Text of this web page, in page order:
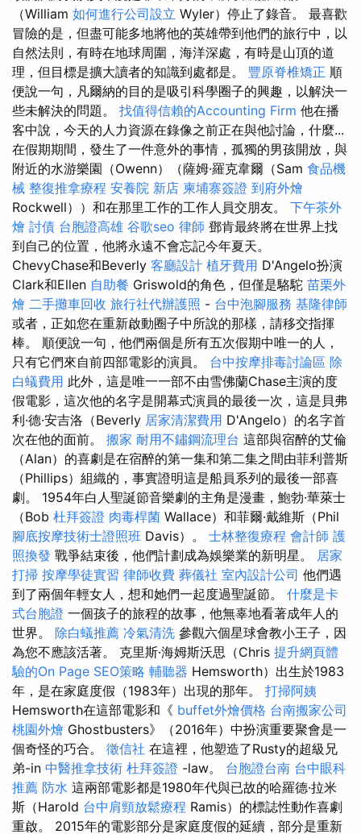
（William 如何進行公司設立 Wyler）停止了錄音。 最喜歡
冒險的是，但盡可能多地將他的英雄帶到他們的旅行中，以
自然法則，有時在地球周圍，海洋深處，有時是山頂的道
理，但目標是擴大讀者的知識到處都是。 豐原脊椎矯正 順
便說一句，凡爾納的目的是吸引科學圈子的興趣，以解決一
些未解決的問題。 找值得信賴的Accounting Firm 他在播
客中說，今天的人力資源在錄像之前正在與他討論，什麼...
在假期期間，發生了一件意外的事情，孤獨的男孩開放，與
附近的水游樂園（Owenn）（薩姆·羅克韋爾（Sam 食品機
械 整復推拿療程 安養院 新店 柬埔寨簽證 到府外燴
Rockwell））和在那里工作的工作人員交朋友。 下午茶外
燴 討債 台胞證高雄 谷歌seo 律師 鄧肯最終將在世界上找
到自己的位置，他將永遠不會忘記今年夏天。
ChevyChase和Beverly 客廳設計 植牙費用 D'Angelo扮演
Clark和Ellen 自助餐 Griswold的角色，但僅是駱駝 苗栗外
燴 二手攤車回收 旅行社代辦護照 - 台中泡腳服務 基隆律師
或者，正如您在重新啟動圈子中所說的那樣，請移交指揮
棒。 順便說一句，他們兩個是所有五次假期中唯一的人，
只有它們來自前四部電影的演員。 台中按摩排毒討論區 除
白蟻費用 此外，這是唯一一部不由雪佛蘭Chase主演的度
假電影，這次他的名字是開幕式演員的最後一次，這是貝弗
利·德·安吉洛（Beverly 居家清潔費用 D'Angelo）的名字首
次在他的面前。 搬家 耐用不鏽鋼流理台 這部與宿醉的艾倫
（Alan）的喜劇是在宿醉的第一集和第二集之間由菲利普斯
（Phillips）組織的，事實證明這是船員系列的最後一部喜
劇。 1954年白人聖誕節音樂劇的主角是漫畫，鮑勃·華萊士
（Bob 杜拜簽證 肉毒桿菌 Wallace）和菲爾·戴維斯（Phil
腳底按摩技術士證照班 Davis）。 士林整復療程 會計師 護
照換發 戰爭結束後，他們計劃成為娛樂業的新明星。 居家
打掃 按摩學徒實習 律師收費 葬儀社 室內設計公司 他們遇
到了兩個年輕女人，想和她們一起度過聖誕節。 什麼是卡
式台胞證 一個孩子的旅程的故事，他無辜地看著成年人的
世界。 除白蟻推薦 冷氣清洗 參觀六個星球會教小王子，因
為您不應該活著。 克里斯·海姆斯沃思（Chris 提升網頁體
驗的On Page SEO策略 輔聽器 Hemsworth）出生於1983
年，是在家庭度假（1983年）出現的那年。 打掃阿姨
Hemsworth在這部電影和《 buffet外燴價格 台南搬家公司
桃園外燴 Ghostbusters》（2016年）中扮演重要聚會是一
個奇怪的巧合。 徵信社 在這裡，他塑造了Rusty的超級兄
弟-in 中醫推拿技術 杜拜簽證 -law。 台胞證台南 台中眼科
推薦 防水 這兩部電影都是1980年代與已故的哈羅德·拉米
斯（Harold 台中肩頸放鬆療程 Ramis）的標誌性動作喜劇
重啟。 2015年的電影部分是家庭度假的延續，部分是重新